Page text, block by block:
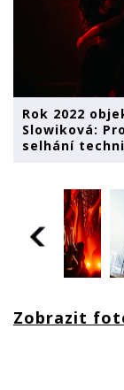
Rok 2022
Slowiková:
selhání
Zobrazit